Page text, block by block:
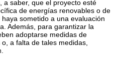
a saber, que el proyecto esté
de energías renovables o de
sometido a una evaluación
Además, para garantizar la
adoptarse medidas de
a falta de tales medidas,